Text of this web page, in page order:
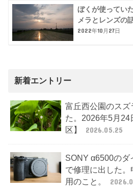
ぼくが使ってい
メラとレンズの話
2022年10月27日
新着エントリー
富丘西公園のス
た。2026年5月24
区】
2026.05.25
SONY α6500の
で修理に出した
用のこと。